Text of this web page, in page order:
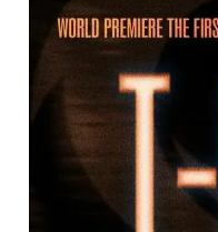
Theo dõi báo trên
Hotline
0906 645 777
Quảng cáo